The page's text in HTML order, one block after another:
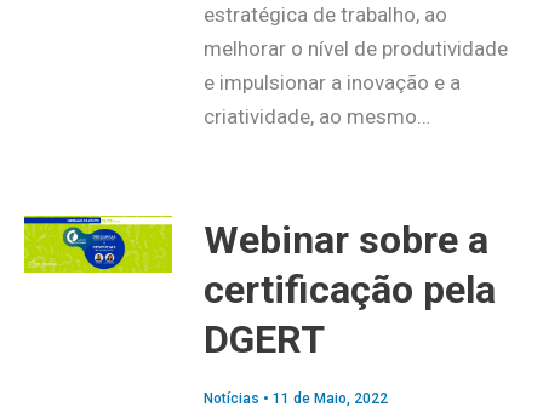
estratégica de trabalho, ao
melhorar o nível de produtividade
e impulsionar a inovação e a
criatividade, ao mesmo…
Webinar sobre a
certificação pela
DGERT
Notícias • 11 de Maio, 2022